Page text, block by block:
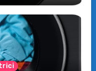
la lavatrice